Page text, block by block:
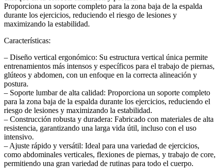
Proporciona un soporte completo para la zona baja de la espalda
durante los ejercicios, reduciendo el riesgo de lesiones y
maximizando la estabilidad.
Características:
– Diseño vertical ergonómico: Su estructura vertical única permite
entrenamientos más intensos y específicos para el trabajo de piernas,
glúteos y abdomen, con un enfoque en la correcta alineación y
postura.
– Soporte lumbar de alta calidad: Proporciona un soporte completo
para la zona baja de la espalda durante los ejercicios, reduciendo el
riesgo de lesiones y maximizando la estabilidad.
– Construcción robusta y duradera: Fabricado con materiales de alta
resistencia, garantizando una larga vida útil, incluso con el uso
intensivo.
– Ajuste rápido y versátil: Ideal para una variedad de ejercicios,
como abdominales verticales, flexiones de piernas, y trabajo de core,
permitiendo una gran variedad de rutinas para todo el cuerpo.